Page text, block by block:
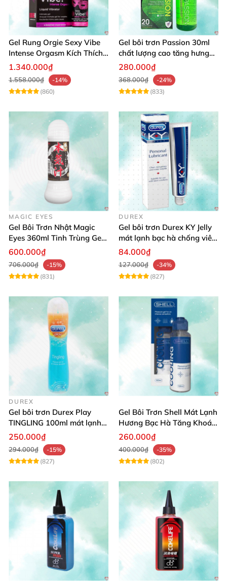
Gel Rung Orgie Sexy Vibe
Intense Orgasm Kích Thích
Tăng Cường
1.340.000₫
1.558.000₫
-14%
(860)
Gel bôi trơn Passion 30ml
chất lượng cao tăng hưng
phấn nữ
280.000₫
368.000₫
-24%
(833)
MAGIC EYES
Gel Bôi Trơn Nhật Magic
Eyes 360ml Tinh Trùng Gel
An Toàn Dịu Nhẹ
600.000₫
706.000₫
-15%
(831)
DUREX
Gel bôi trơn Durex KY Jelly
mát lạnh bạc hà chống viêm
khô da
84.000₫
127.000₫
-34%
(827)
DUREX
Gel bôi trơn Durex Play
TINGLING 100ml mát lạnh,
kích thích cực đỉnh
250.000₫
294.000₫
-15%
(827)
Gel Bôi Trơn Shell Mát Lạnh
Hương Bạc Hà Tăng Khoái
Cảm 100ml
260.000₫
400.000₫
-35%
(802)